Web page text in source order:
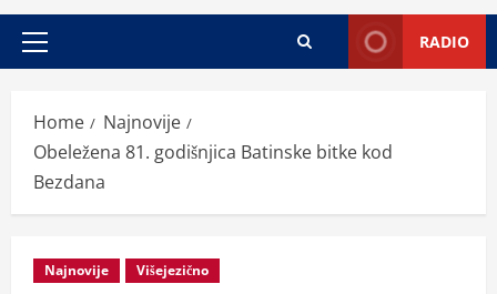
Primary
RADIO
Home
Najnovije
Obeležena 81. godišnjica Batinske bitke kod
Bezdana
Najnovije Višejezično